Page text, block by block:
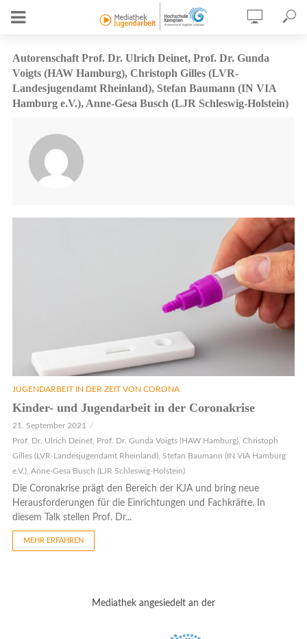
Autorenschaft Prof. Dr. Ulrich Deinet, Prof. Dr. Gunda
Voigts (HAW Hamburg), Christoph Gilles (LVR-
Landesjugendamt Rheinland), Stefan Baumann (IN VIA
Hamburg e.V.), Anne-Gesa Busch (LJR Schleswig-Holstein)
JUGENDARBEIT IN DER ZEIT VON CORONA
Kinder- und Jugendarbeit in der Coronakrise
21. September 2021
Prof. Dr. Ulrich Deinet, Prof. Dr. Gunda Voigts (HAW Hamburg), Christoph
Gilles (LVR-Landesjugendamt Rheinland), Stefan Baumann (IN VIA Hamburg
e.V.), Anne-Gesa Busch (LJR Schleswig-Holstein)
Die Coronakrise prägt den Bereich der KJA und bring neue
Herausforderungen für die Einrichtungen und Fachkräfte. In
diesem Talk stellen Prof. Dr...
MEHR ERFAHREN
Mediathek angesiedelt an der